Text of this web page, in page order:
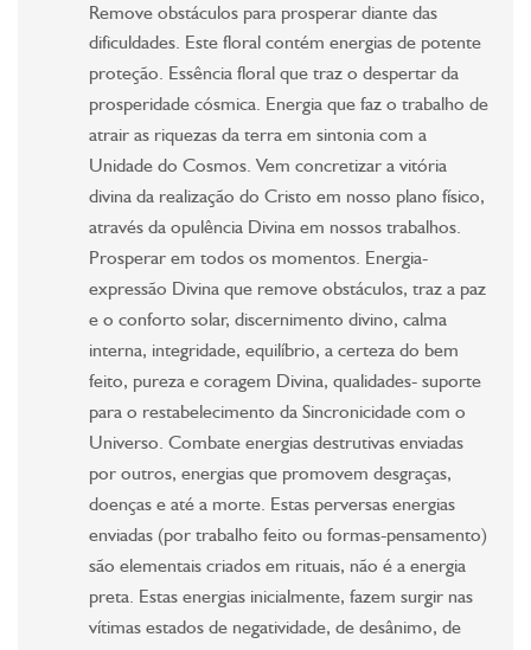
Remove obstáculos para prosperar diante das
dificuldades. Este floral contém energias de potente
proteção. Essência floral que traz o despertar da
prosperidade cósmica. Energia que faz o trabalho de
atrair as riquezas da terra em sintonia com a
Unidade do Cosmos. Vem concretizar a vitória
divina da realização do Cristo em nosso plano físico,
através da opulência Divina em nossos trabalhos.
Prosperar em todos os momentos. Energia-
expressão Divina que remove obstáculos, traz a paz
e o conforto solar, discernimento divino, calma
interna, integridade, equilíbrio, a certeza do bem
feito, pureza e coragem Divina, qualidades- suporte
para o restabelecimento da Sincronicidade com o
Universo. Combate energias destrutivas enviadas
por outros, energias que promovem desgraças,
doenças e até a morte. Estas perversas energias
enviadas (por trabalho feito ou formas-pensamento)
são elementais criados em rituais, não é a energia
preta. Estas energias inicialmente, fazem surgir nas
vítimas estados de negatividade, de desânimo, de